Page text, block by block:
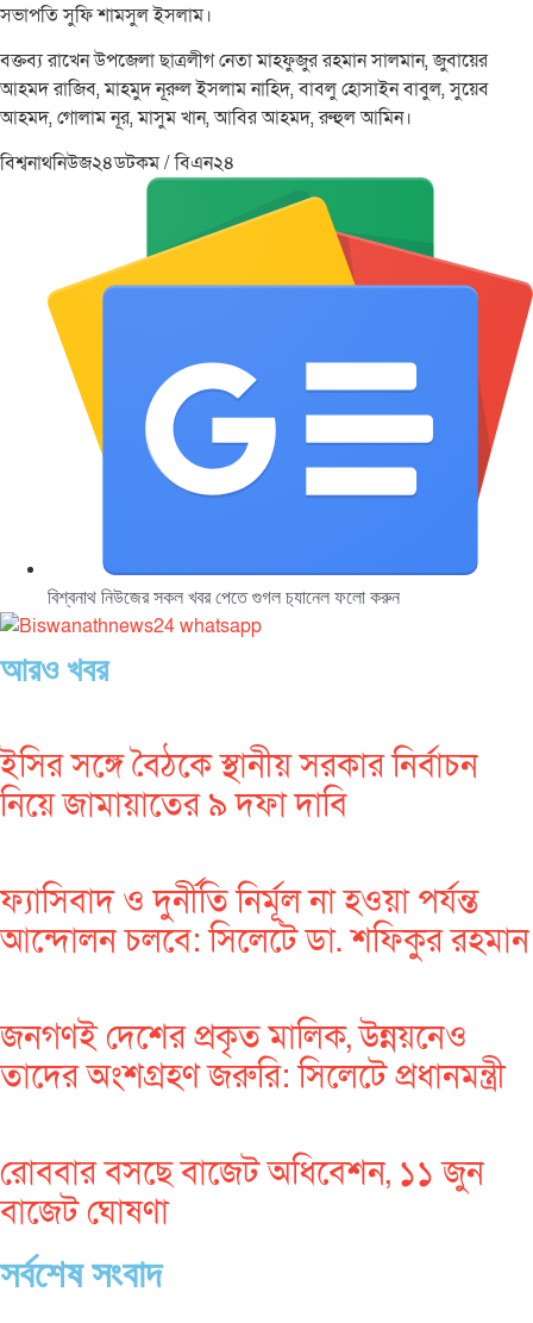
সভাপতি সুফি শামসুল ইসলাম।
বক্তব্য রাখেন উপজেলা ছাত্রলীগ নেতা মাহফুজুর রহমান সালমান, জুবায়ের
আহমদ রাজিব, মাহমুদ নূরুল ইসলাম নাহিদ, বাবলু হোসাইন বাবুল, সুয়েব
আহমদ, গোলাম নূর, মাসুম খান, আবির আহমদ, রুহুল আমিন।
বিশ্বনাথনিউজ২৪ডটকম / বিএন২৪
বিশ্বনাথ নিউজের সকল খবর পেতে গুগল চ‌্যানেল ফলো করুন
আরও খবর
ইসির সঙ্গে বৈঠকে স্থানীয় সরকার নির্বাচন
নিয়ে জামায়াতের ৯ দফা দাবি
ফ্যাসিবাদ ও দুর্নীতি নির্মূল না হওয়া পর্যন্ত
আন্দোলন চলবে: সিলেটে ডা. শফিকুর রহমান
জনগণই দেশের প্রকৃত মালিক, উন্নয়নেও
তাদের অংশগ্রহণ জরুরি: সিলেটে প্রধানমন্ত্রী
রোববার বসছে বাজেট অধিবেশন, ১১ জুন
বাজেট ঘোষণা
সর্বশেষ সংবাদ